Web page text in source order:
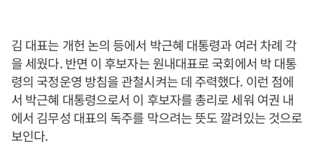
김 대표는 개헌 논의 등에서 박근혜 대통령과 여러 차례 각
을 세웠다. 반면 이 후보자는 원내대표로 국회에서 박 대통
령의 국정운영 방침을 관철시켜는 데 주력했다. 이런 점에
서 박근혜 대통령으로서 이 후보자를 총리로 세워 여권 내
에서 김무성 대표의 독주를 막으려는 뜻도 깔려있는 것으로
보인다.